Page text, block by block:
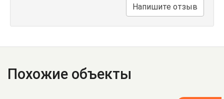
Напишите отзыв
Похожие объекты